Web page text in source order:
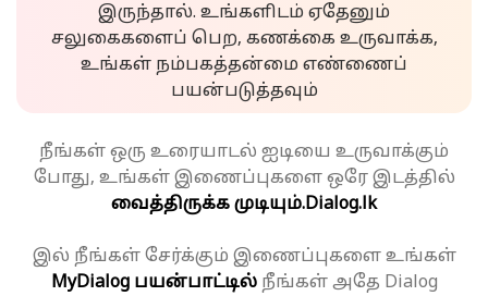
இருந்தால். உங்களிடம் ஏதேனும்
சலுகைகளைப் பெற, கணக்கை உருவாக்க,
உங்கள் நம்பகத்தன்மை எண்ணைப்
பயன்படுத்தவும்
நீங்கள் ஒரு உரையாடல் ஐடியை உருவாக்கும்
போது, உங்கள் இணைப்புகளை ஒரே இடத்தில்
வைத்திருக்க முடியும்.Dialog.lk
இல் நீங்கள் சேர்க்கும் இணைப்புகளை உங்கள்
MyDialog பயன்பாட்டில்நீங்கள் அதே Dialog